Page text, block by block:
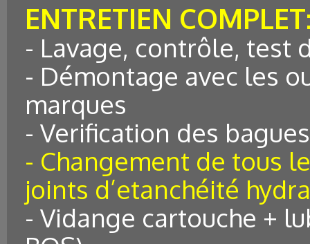
ENTRETIEN
- Lavage, contrôle, test
- Démontage avec les
marques
- Verification des
- Changement de tous
joints d’etanchéité
- Vidange cartouche +